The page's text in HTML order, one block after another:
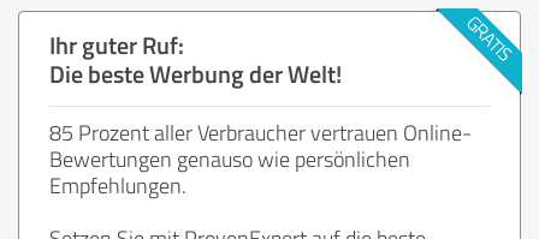
Ihr guter Ruf:
Die beste Werbung der Welt!
85 Prozent aller Verbraucher vertrauen Online-
Bewertungen genauso wie persönlichen
Empfehlungen.